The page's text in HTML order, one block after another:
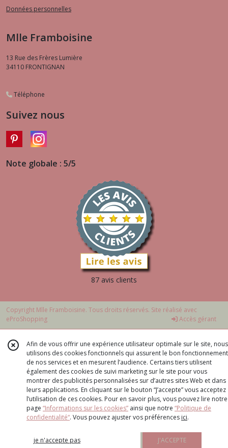
Données personnelles
Mlle Framboisine
13 Rue des Frères Lumière
34110 FRONTIGNAN
Téléphone
Suivez nous
Note globale : 5/5
87 avis clients
Copyright Mlle Framboisine. Tous droits réservés. Site réalisé avec
eProShopping
Accès gérant
Afin de vous offrir une expérience utilisateur optimale sur le site, nous
utilisons des cookies fonctionnels qui assurent le bon fonctionnement
de nos services et en mesurent l’audience. Certains tiers utilisent
également des cookies de suivi marketing sur le site pour vous
montrer des publicités personnalisées sur d’autres sites Web et dans
leurs applications. En cliquant sur le bouton “J’accepte” vous acceptez
l’utilisation de ces cookies. Pour en savoir plus, vous pouvez lire notre
page “Informations sur les cookies” ainsi que notre “Politique de
confidentialité“. Vous pouvez ajuster vos préférences ici.
je n'accepte pas J'ACCEPTE